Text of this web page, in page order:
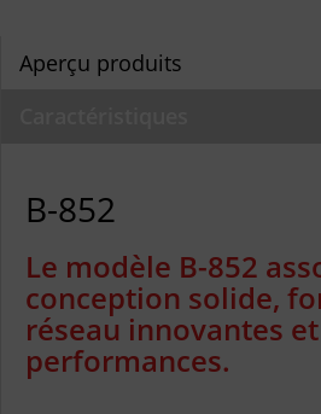
Aperçu produits
B-852
Le modèle B-852
conception solide,
réseau innovantes et
performances.